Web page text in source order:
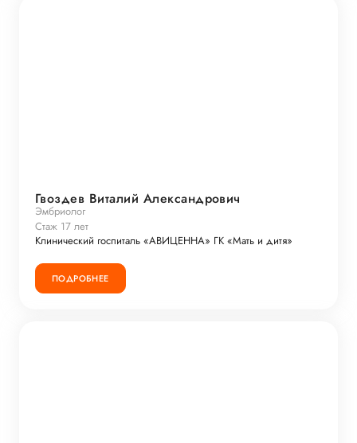
Гвоздев Виталий Александрович
Эмбриолог
Стаж 17 лет
Клинический госпиталь «АВИЦЕННА» ГК «Мать и дитя»
ПОДРОБНЕЕ